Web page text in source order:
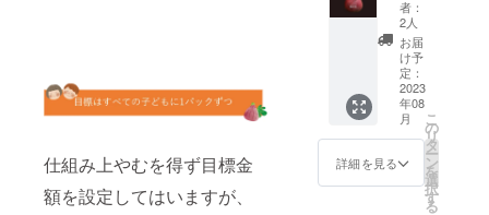
仕組み上やむを得ず目標金
額を設定してはいますが、
護施設
に1パッ
クを寄
付しま
す。も
しお気
持ちで
寄付額
を増額
いただ
けた場
届けし
ます。
毎日採
れたて
のもの
を順に
発送し
ますの
け取り
日はご
味噌汁
や天ぷ
らなど
様々な
お料理
に使い
やすい
です。
るさつ
まいも
た朝採
り完熟
いちじ
くで
す。 ・
白イチ
ク・・
・”ブル
ジャ
ソット
月中旬
賞味期
間：発
送後3日
以内 概
要： 羽
曳野の
恵み
たっぷ
りの豊
り） 発
送時
期：8月
中旬～9
月中旬
賞味期
間：発
送後3日
以内 概
料にし
た しあ
わせ無
花果】
＋【稀
少種い
ちじく
詰め合
わせ
セッ
ト】＋
者：
2人
お届
け予
定：
2023
年08
月
詳細を見る
こ
の
リ
タ
ー
ン
を
選
択
す
る